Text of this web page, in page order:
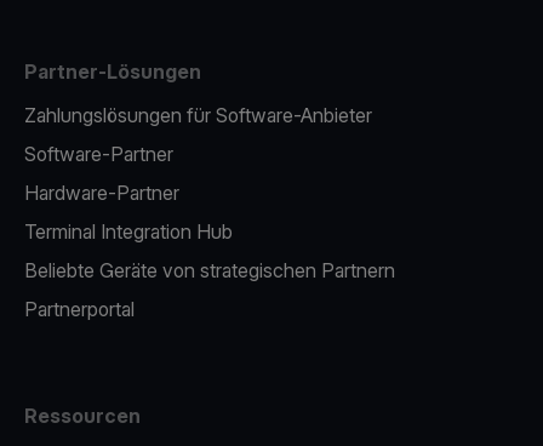
Partner-Lösungen
Zahlungslösungen für Software-Anbieter
Software-Partner
Hardware-Partner
Terminal Integration Hub
Beliebte Geräte von strategischen Partnern
Partnerportal
Ressourcen